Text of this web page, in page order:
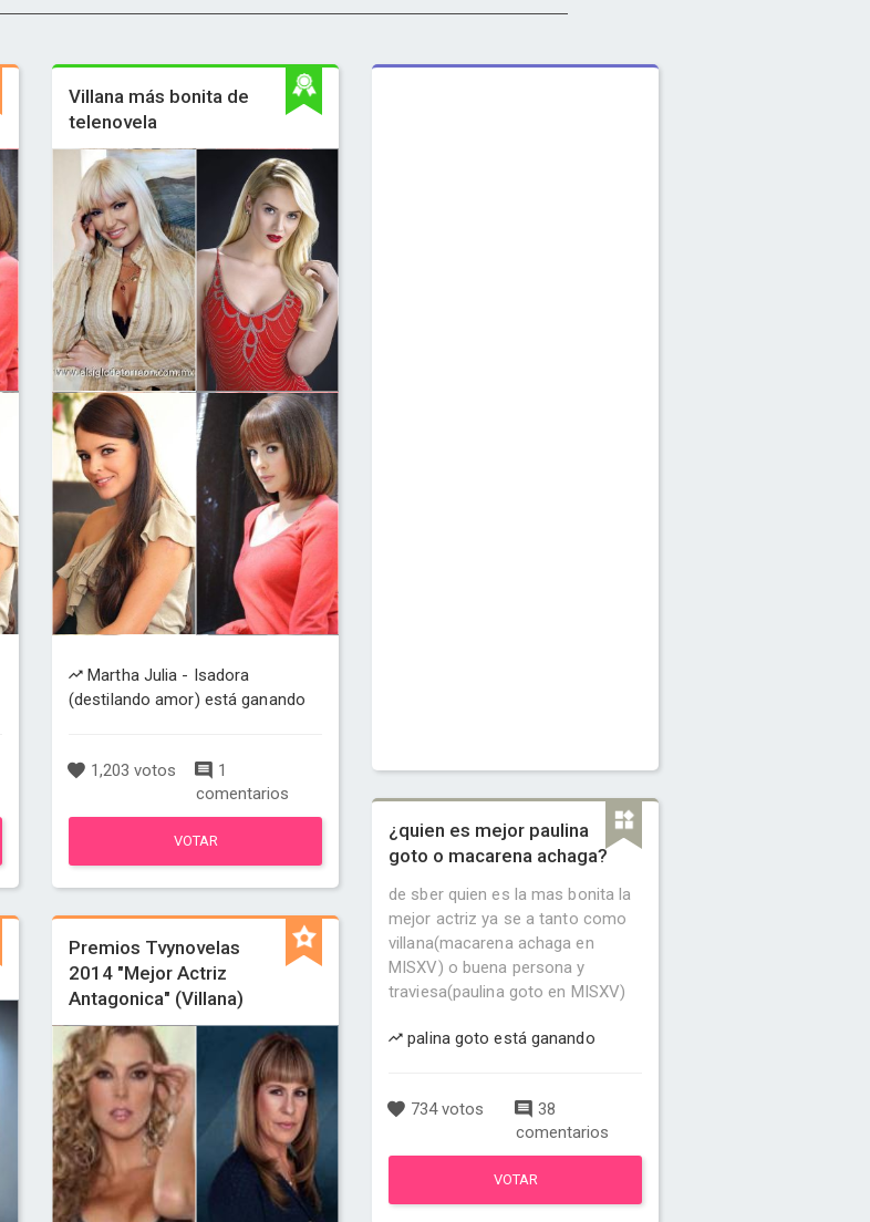
Villana más bonita de
telenovela
Martha Julia - Isadora
(destilando amor) está ganando
1,203 votos
1
comentarios
VOTAR
Premios Tvynovelas
2014 "Mejor Actriz
Antagonica" (Villana)
¿quien es mejor paulina
goto o macarena achaga?
de sber quien es la mas bonita la
mejor actriz ya se a tanto como
villana(macarena achaga en
MISXV) o buena persona y
traviesa(paulina goto en MISXV)
palina goto está ganando
734 votos
38
comentarios
VOTAR